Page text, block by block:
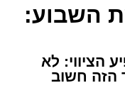
השבוע:
הציווי: לא
הזה חשוב